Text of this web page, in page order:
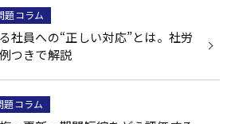
題コラム
社員への“正しい対応”とは。社労
つきで解説
題コラム